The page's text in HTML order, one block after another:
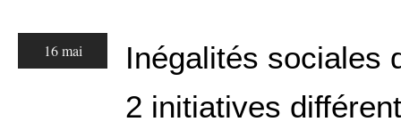
16 mai
Inégalités sociales
2 initiatives